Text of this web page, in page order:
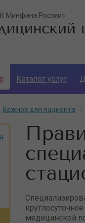
Минфина России»
Каталог услуг
Важное для пациента
медицинской